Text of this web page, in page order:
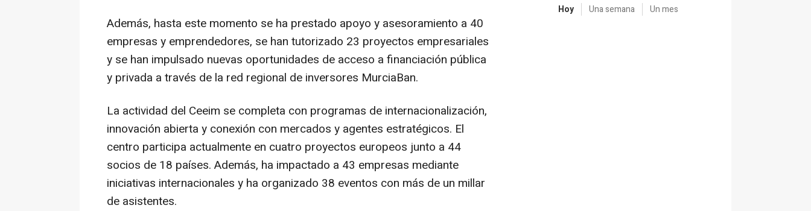
Además, hasta este momento se ha prestado apoyo y asesoramiento a 40
empresas y emprendedores, se han tutorizado 23 proyectos empresariales
y se han impulsado nuevas oportunidades de acceso a financiación pública
y privada a través de la red regional de inversores MurciaBan.
La actividad del Ceeim se completa con programas de internacionalización,
innovación abierta y conexión con mercados y agentes estratégicos. El
centro participa actualmente en cuatro proyectos europeos junto a 44
socios de 18 países. Además, ha impactado a 43 empresas mediante
iniciativas internacionales y ha organizado 38 eventos con más de un millar
de asistentes.
Hoy Una semana Un mes